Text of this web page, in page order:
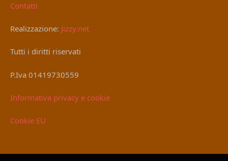
Contatti
Realizzazione: Jizzy.net
Tutti i diritti riservati
P.Iva 01419730559
Informativa privacy e cookie
Cookie EU